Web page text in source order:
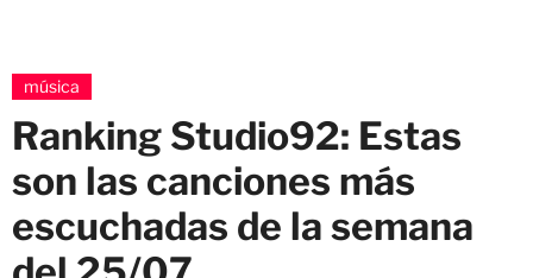
música
Ranking Studio92: Estas
son las canciones más
escuchadas de la semana